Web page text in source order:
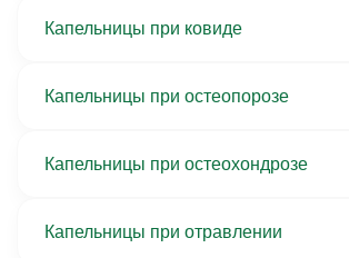
Капельницы при ковиде
Капельницы при остеопорозе
Капельницы при остеохондрозе
Капельницы при отравлении